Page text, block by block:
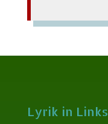
Lyrik in Links